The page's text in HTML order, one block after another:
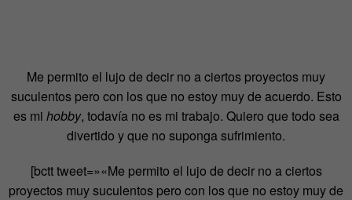
Me permito el lujo de decir no a ciertos proyectos muy
suculentos pero con los que no estoy muy de acuerdo. Esto
es mi hobby, todavía no es mi trabajo. Quiero que todo sea
divertido y que no suponga sufrimiento.
[bctt tweet=»«Me permito el lujo de decir no a ciertos
proyectos muy suculentos pero con los que no estoy muy de